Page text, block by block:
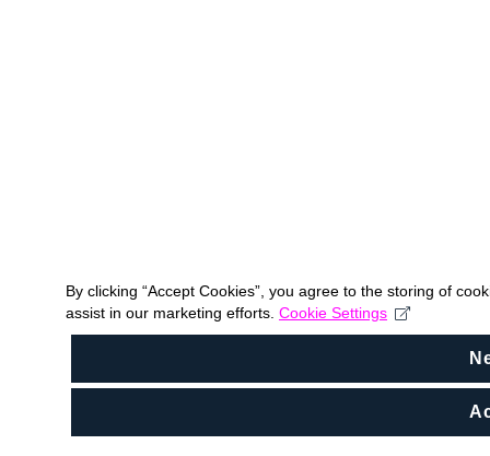
By clicking “Accept Cookies”, you agree to the storing of
assist in our marketing efforts. Cookie Settings